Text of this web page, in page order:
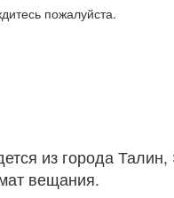
пожалуйста.
из города
вещания.